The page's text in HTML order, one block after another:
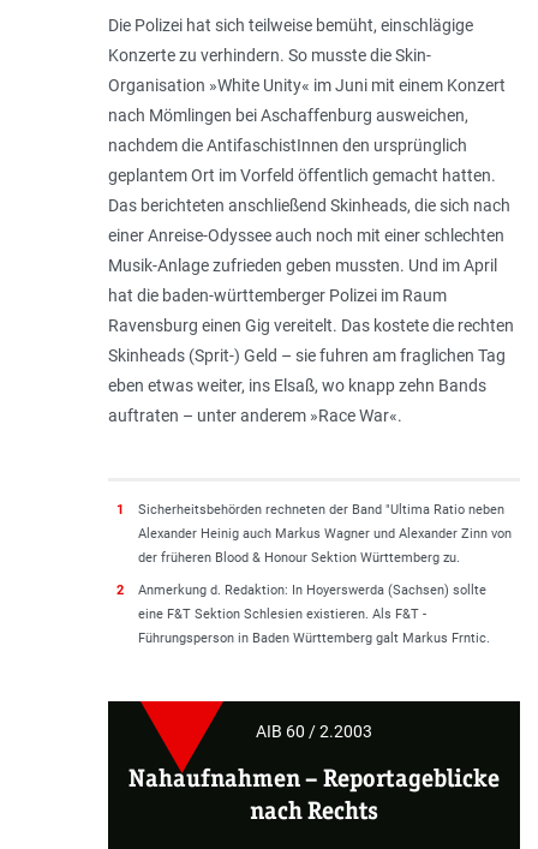
Die Polizei hat sich teilweise bemüht, einschlägige
Konzerte zu verhindern. So musste die Skin-
Organisation »White Unity« im Juni mit einem Konzert
nach Mömlingen bei Aschaffenburg ausweichen,
nachdem die AntifaschistInnen den ursprünglich
geplantem Ort im Vorfeld öffentlich gemacht hatten.
Das berichteten anschließend Skinheads, die sich nach
einer Anreise-Odyssee auch noch mit einer schlechten
Musik-Anlage zufrieden geben mussten. Und im April
hat die baden-württemberger Polizei im Raum
Ravensburg einen Gig vereitelt. Das kostete die rechten
Skinheads (Sprit-) Geld – sie fuhren am fraglichen Tag
eben etwas weiter, ins Elsaß, wo knapp zehn Bands
auftraten – unter anderem »Race War«.
1
Sicherheitsbehörden rechneten der Band "Ultima Ratio neben
Alexander Heinig auch Markus Wagner und Alexander Zinn von
der früheren Blood & Honour Sektion Württemberg zu.
2
Anmerkung d. Redaktion: In Hoyerswerda (Sachsen) sollte
eine F&T Sektion Schlesien existieren. Als F&T -
Führungsperson in Baden Württemberg galt Markus Frntic.
AIB 60 / 2.2003
Nahaufnahmen–Reportageblicke
nach Rechts